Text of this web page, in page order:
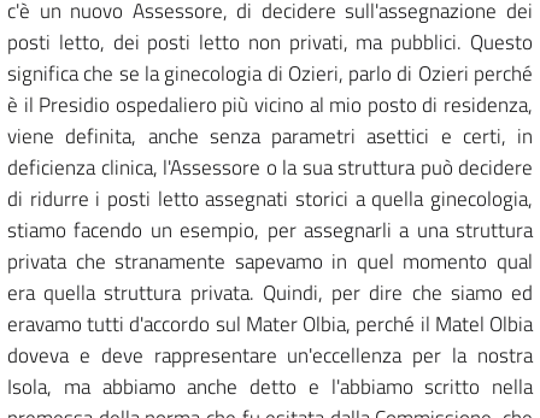
c'è un nuovo Assessore, di decidere sull'assegnazione dei
posti letto, dei posti letto non privati, ma pubblici. Questo
significa che se la ginecologia di Ozieri, parlo di Ozieri perché
è il Presidio ospedaliero più vicino al mio posto di residenza,
viene definita, anche senza parametri asettici e certi, in
deficienza clinica, l'Assessore o la sua struttura può decidere
di ridurre i posti letto assegnati storici a quella ginecologia,
stiamo facendo un esempio, per assegnarli a una struttura
privata che stranamente sapevamo in quel momento qual
era quella struttura privata. Quindi, per dire che siamo ed
eravamo tutti d'accordo sul Mater Olbia, perché il Matel Olbia
doveva e deve rappresentare un'eccellenza per la nostra
Isola, ma abbiamo anche detto e l'abbiamo scritto nella